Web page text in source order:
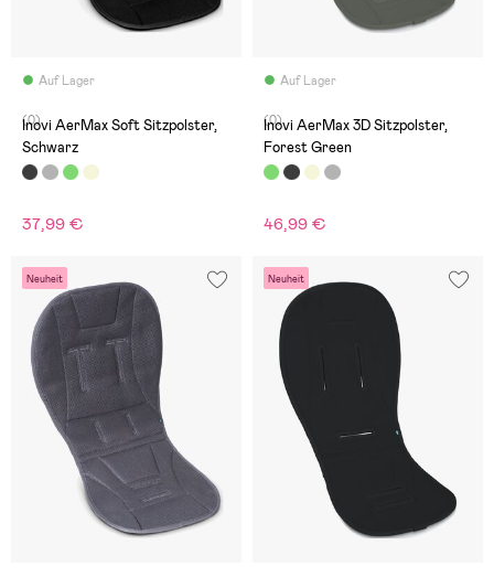
Auf Lager
(0)
Inovi AerMax Soft Sitzpolster,
Schwarz
37,99 €
Auf Lager
(0)
Inovi AerMax 3D Sitzpolster,
Forest Green
46,99 €
Neuheit Neuheit